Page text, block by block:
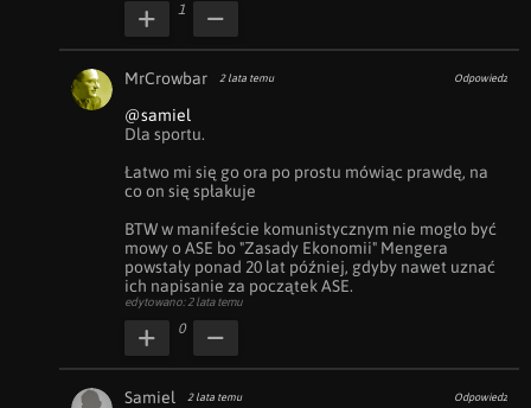
1
MrCrowbar 2 lata temu Odpowiedz
@samiel
Dla sportu.
Łatwo mi się go ora po prostu mówiąc prawdę, na
co on się spłakuje
BTW w manifeście komunistycznym nie mogło być
mowy o ASE bo "Zasady Ekonomii" Mengera
powstały ponad 20 lat później, gdyby nawet uznać
ich napisanie za początek ASE.
edytowano: 2 lata temu
0
Samiel 2 lata temu Odpowiedz